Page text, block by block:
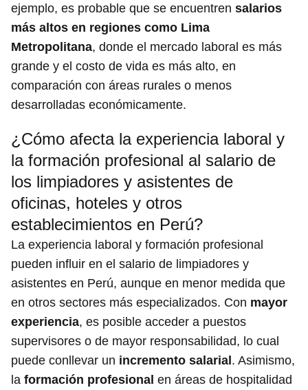
ejemplo, es probable que se encuentren salarios
más altos en regiones como Lima
Metropolitana, donde el mercado laboral es más
grande y el costo de vida es más alto, en
comparación con áreas rurales o menos
desarrolladas económicamente.
¿Cómo afecta la experiencia laboral y
la formación profesional al salario de
los limpiadores y asistentes de
oficinas, hoteles y otros
establecimientos en Perú?
La experiencia laboral y formación profesional
pueden influir en el salario de limpiadores y
asistentes en Perú, aunque en menor medida que
en otros sectores más especializados. Con mayor
experiencia, es posible acceder a puestos
supervisores o de mayor responsabilidad, lo cual
puede conllevar un incremento salarial. Asimismo,
la formación profesional en áreas de hospitalidad